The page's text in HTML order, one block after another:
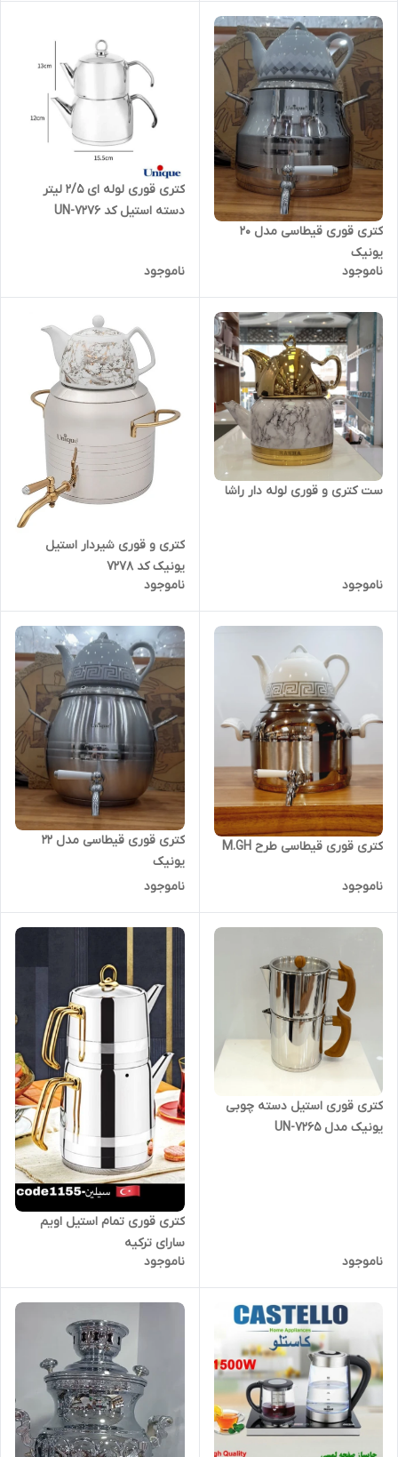
کتری قوری قیطاسی مدل 20
یونیک
ناموجود
کتری قوری لوله ای 2/5 لیتر
دسته استیل کد UN-7276
ناموجود
ست کتری و قوری لوله دار راشا
ناموجود
کتری و قوری شیردار استیل
یونیک کد 7278
ناموجود
کتری قوری قیطاسی طرح M.GH
ناموجود
کتری قوری قیطاسی مدل 22
یونیک
ناموجود
کتری قوری استیل دسته چوبی
یونیک مدل UN-7265
ناموجود
کتری قوری تمام استیل اویم
سارای ترکیه
ناموجود